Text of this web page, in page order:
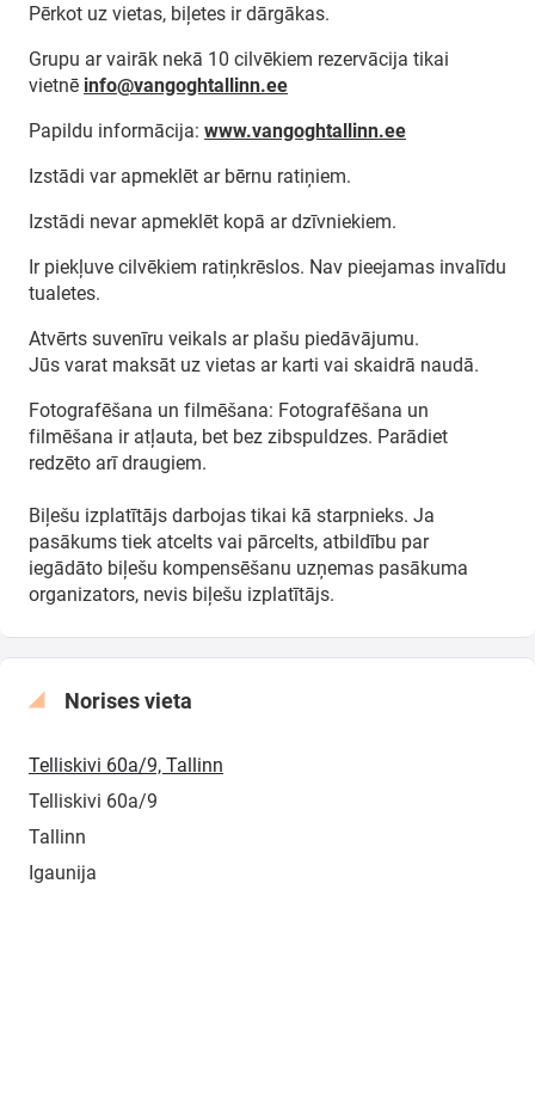
Pērkot uz vietas, biļetes ir dārgākas.
Grupu ar vairāk nekā 10 cilvēkiem rezervācija tikai
vietnē info@vangoghtallinn.ee
Papildu informācija: www.vangoghtallinn.ee
Izstādi var apmeklēt ar bērnu ratiņiem.
Izstādi nevar apmeklēt kopā ar dzīvniekiem.
Ir piekļuve cilvēkiem ratiņkrēslos. Nav pieejamas invalīdu
tualetes.
Atvērts suvenīru veikals ar plašu piedāvājumu.
Jūs varat maksāt uz vietas ar karti vai skaidrā naudā.
Fotografēšana un filmēšana: Fotografēšana un
filmēšana ir atļauta, bet bez zibspuldzes. Parādiet
redzēto arī draugiem.
Biļešu izplatītājs darbojas tikai kā starpnieks. Ja
pasākums tiek atcelts vai pārcelts, atbildību par
iegādāto biļešu kompensēšanu uzņemas pasākuma
organizators, nevis biļešu izplatītājs.
Norises vieta
Telliskivi 60a/9, Tallinn
Telliskivi 60a/9
Tallinn
Igaunija